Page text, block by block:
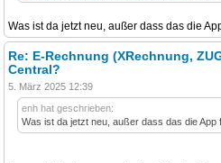
Was ist da jetzt neu, außer dass das die
Re: E-Rechnung (XRechnung,
Central?
5. März 2025 12:39
enh hat geschrieben:
Was ist da jetzt neu, außer dass das die App